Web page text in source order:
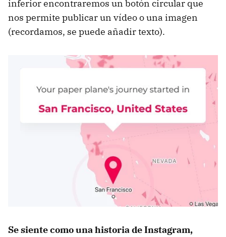
inferior encontraremos un botón circular que
nos permite publicar un vídeo o una imagen
(recordamos, se puede añadir texto).
Se siente como una historia de Instagram,